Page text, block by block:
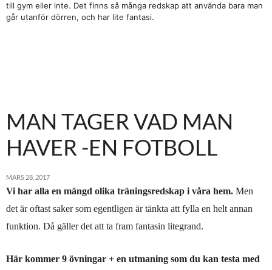
till gym eller inte. Det finns så många redskap att använda bara man
går utanför dörren, och har lite fantasi.
MAN TAGER VAD MAN
HAVER -EN FOTBOLL
MARS 28, 2017
Vi har alla en mängd olika träningsredskap i våra hem. Men
det är oftast saker som egentligen är tänkta att fylla en helt annan
funktion. Då gäller det att ta fram fantasin litegrand.
Här kommer 9 övningar + en utmaning som du kan testa med